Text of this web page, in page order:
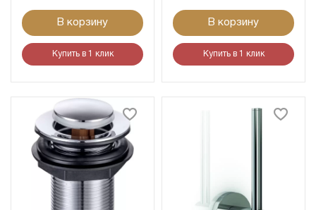
В корзину
Купить в 1 клик
В корзину
Купить в 1 клик